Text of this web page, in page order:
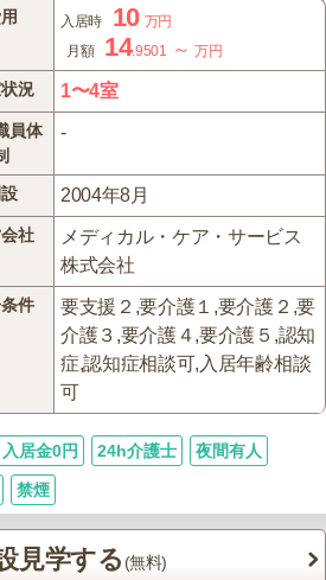
入居時 10 万円
月額
14.9501 ～ 万円
況 1〜4室
員体
-
2004年8月
社
メディカル・ケア・サービス
株式会社
件
要支援２,要介護１,要介護２,要
介護３,要介護４,要介護５,認知
症,認知症相談可,入居年齢相談
可
入居金0円 24h介護士 夜間有人
禁煙
見学する (無料)